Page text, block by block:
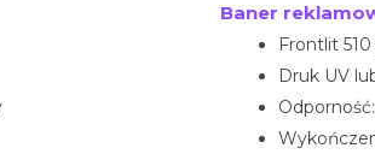
Baner
Frontlit
Druk UV